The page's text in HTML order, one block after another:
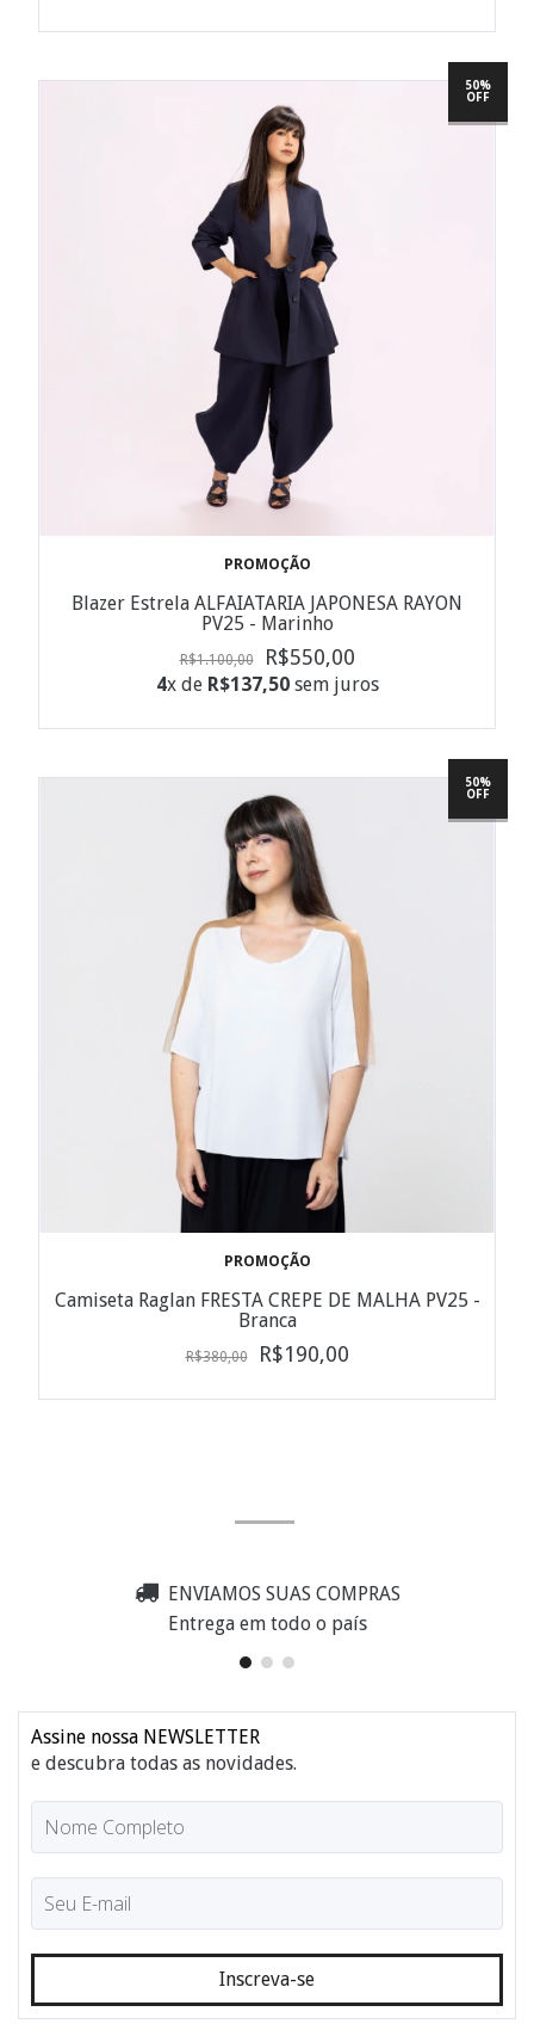
50%
OFF
PROMOÇÃO
Blazer Estrela ALFAIATARIA JAPONESA RAYON
PV25 - Marinho
R$1.100,00 R$550,00
4x de R$137,50sem juros
50%
OFF
PROMOÇÃO
Camiseta Raglan FRESTA CREPE DE MALHA PV25 -
Branca
R$380,00 R$190,00
ENVIAMOS SUAS COMPRAS
Entrega em todo o país
Assine nossa NEWSLETTER
e descubra todas as novidades.